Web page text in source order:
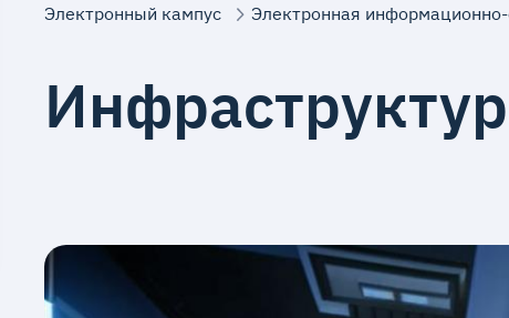
Электронный кампус Электронная